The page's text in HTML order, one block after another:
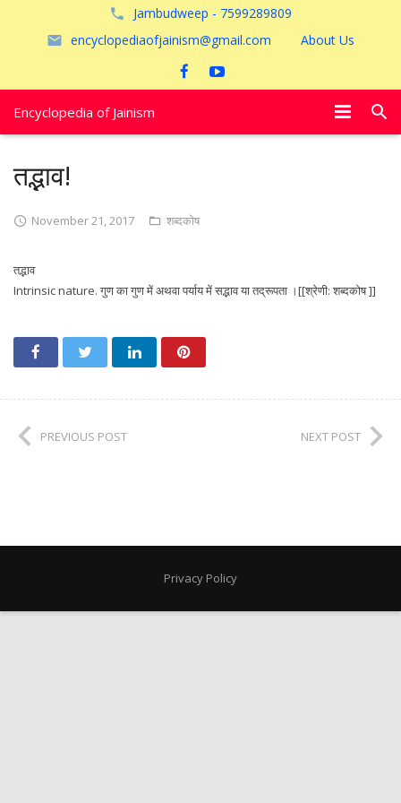
Jambudweep - 7599289809
encyclopediaofjainism@gmail.com
About Us
Encyclopedia of Jainism
पूजायें
अयोध्या
तद्भाव!
November 21, 2017 शब्दकोष
तद्भाव
Intrinsic nature. गुण का गुण में अथवा पर्याय में सद्भाव या तद्रूपता ।[[श्रेणी: शब्दकोष ]]
PREVIOUS POST NEXT POST
Privacy Policy